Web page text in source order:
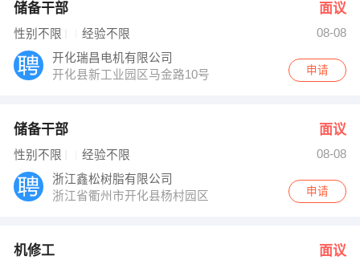
【中国计量学院成人教育学院 】 强势入驻
储备干部 面议
性别不限 经验不限
08-08
开化瑞昌电机有限公司
开化县新工业园区马金路10号
申请
储备干部 面议
性别不限 经验不限
08-08
浙江鑫松树脂有限公司
浙江省衢州市开化县杨村园区
申请
机修工 面议